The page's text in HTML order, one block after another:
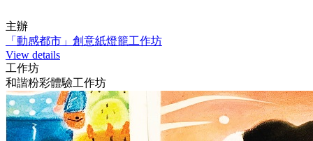
主辦
「動感都市」創意紙燈籠工作坊
View details
工作坊
和諧粉彩體驗工作坊